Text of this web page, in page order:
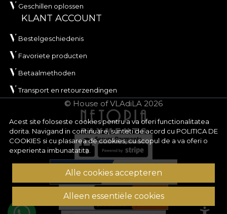
Acest site foloseste cookies pentru a va oferi functionalitatea
dorita. Navigand in continuare, sunteti de acord cu POLITICA DE
COOKIES si cu plasarea de cookies, cu scopul de a va oferi o
experienta imbunatatita.
Alle cookies accepteren
Alleen essentiële cookies
Geschillen oplossen
KLANT ACCOUNT
Bestelgeschiedenis
Favoriete producten
Betaalmethoden
Transport en retourzendingen
© House of VLAdiLA 2026